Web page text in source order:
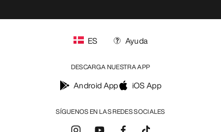
SÍGUENOS EN LAS REDES SOCIALES
ES Ayuda
DESCARGA NUESTRA APP
Android App iOS App